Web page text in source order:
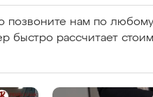
позвоните нам по
быстро рассчитает